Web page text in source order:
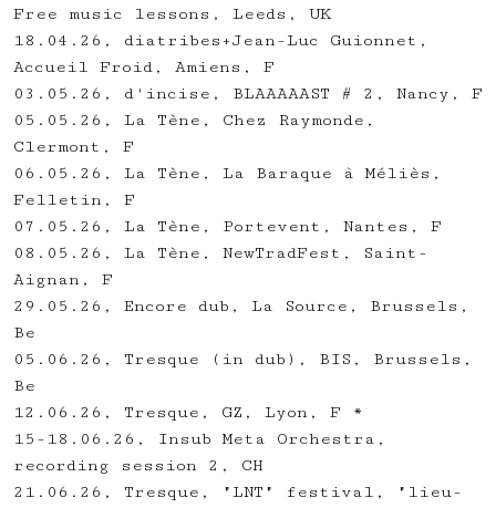
Free music lessons, Leeds, UK
18.04.26, diatribes+Jean-Luc Guionnet,
Accueil Froid, Amiens, F
03.05.26, d'incise, BLAAAAAST # 2, Nancy, F
05.05.26, La Tène, Chez Raymonde,
Clermont, F
06.05.26, La Tène, La Baraque à Méliès,
Felletin, F
07.05.26, La Tène, Portevent, Nantes, F
08.05.26, La Tène, NewTradFest, Saint-
Aignan, F
29.05.26, Encore dub, La Source, Brussels,
Be
05.06.26, Tresque (in dub), BIS, Brussels,
Be
12.06.26, Tresque, GZ, Lyon, F *
15-18.06.26, Insub Meta Orchestra,
recording session 2, CH
21.06.26, Tresque, "LNT" festival, "lieu-